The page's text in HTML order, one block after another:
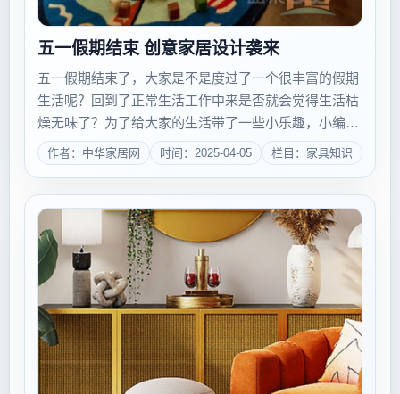
五一假期结束 创意家居设计袭来
五一假期结束了，大家是不是度过了一个很丰富的假期
生活呢？回到了正常生活工作中来是否就会觉得生活枯
燥无味了？为了给大家的生活带了一些小乐趣，小编可
是煞费苦心，终于搜罗了一些很有趣的家居设计，希望
能为你平淡无奇的生活增添一些小味道哦。 有木有
作者：中华家居网 时间：2025-04-05 栏目：家具知识